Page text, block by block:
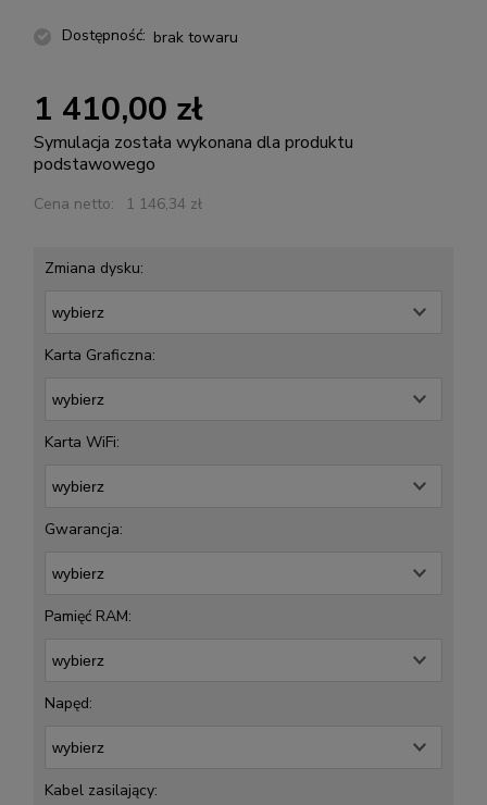
Dostępność: brak towaru
1 410,00 zł
Symulacja została wykonana dla produktu
podstawowego
Cena netto: 1 146,34 zł
Zmiana dysku:
Karta Graficzna:
Karta WiFi:
Gwarancja:
Pamięć RAM:
Napęd:
Kabel zasilający: